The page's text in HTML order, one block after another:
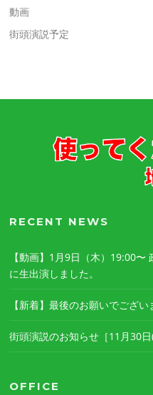
動画
街頭演説予定
RECENT NEWS
【動画】1月9日（木）19:00
に生出演しました。
【新着】最後のお願いでござい
街頭演説のお知らせ［11月30日(
OFFICE